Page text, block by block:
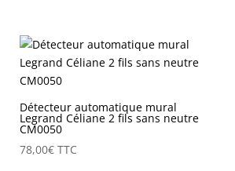
Détecteur automatique mural
Legrand Céliane 2 fils sans neutre
CM0050
78,00€ TTC